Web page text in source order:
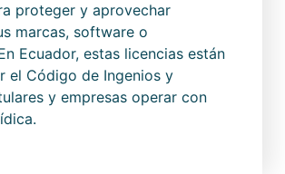
proteger y aprovechar
marcas, software o
Ecuador, estas licencias están
el Código de Ingenios y
y empresas operar con